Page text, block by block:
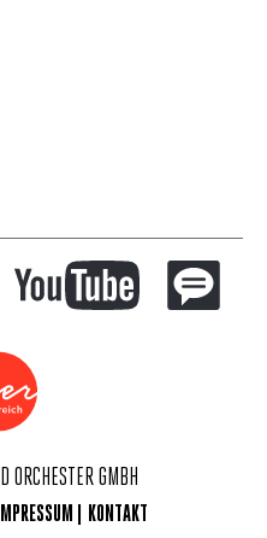
ORCHESTER GMBH
KONTAKT